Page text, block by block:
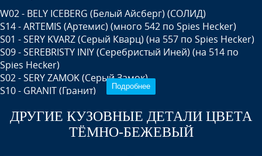
W02 - BELY ICEBERG (Белый Айсберг) (СОЛИД)
S14 - ARTEMIS (Артемис) (много 542 по Spies Hecker)
S01 - SERY KVARZ (Серый Кварц) (на 557 по Spies Hecker)
S09 - SEREBRISTY INIY (Серебристый Иней) (на 514 по
Spies Hecker)
S02 - SERY ZAMOK (Серый Замок)
S10 - GRANIT (Гранит)
H14 - ORANGE (Оранжевый)
R01 - RED, MALINA (Малина)
Подробнее
ДРУГИЕ КУЗОВНЫЕ ДЕТАЛИ ЦВЕТА
ТЁМНО-БЕЖЕВЫЙ